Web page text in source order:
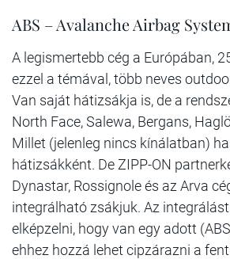
ABS – Avalanche Airbag
A legismertebb cég a Európában,
ezzel a témával, több neves
Van saját hátizsákja is, de a
North Face, Salewa, Bergans,
Millet (jelenleg nincs kínálatban)
hátizsákként. De ZIPP-ON
Dynastar, Rossignole és az Arva
integrálható zsákjuk. Az
elképzelni, hogy van egy adott
ehhez hozzá lehet cipzárazni a